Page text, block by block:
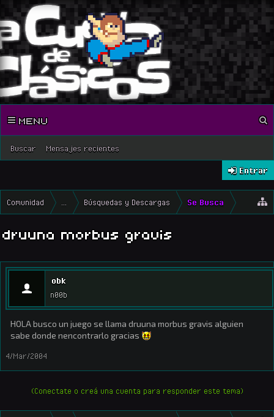
Buscar Mensajes recientes
MENU
Entrar
Comunidad Búsquedas y Descargas Se Busca
druuna morbus gravis
obk
n00b
HOLA busco un juego se llama druuna morbus gravis alguien
sabe donde nencontrarlo gracias
4/Mar/2004
(Conectate o creá una cuenta para responder este tema)